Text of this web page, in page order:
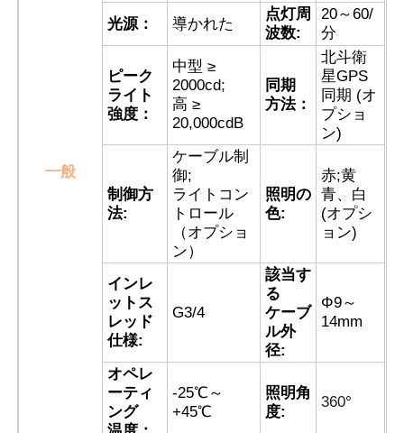
お問い合わせ
耐圧防爆照明
耐圧防爆警報ライト
防爆ファン
一般
光源： 導かれた
点灯周
波数:
20～60/
分
ピーク
ライト
強度：
中型 ≥
2000cd;
高 ≥
20,000cdB
同期
方法：
北斗衛
星GPS
同期 (オ
プショ
ン)
制御方
法:
ケーブル制
御;
ライトコン
トロール
（オプショ
ン）
照明の
色:
赤;黄
青、白
(オプシ
ョン)
インレ
ットス
レッド
仕様:
G3/4
該当す
る
ケーブ
ル外
径:
Φ9～
14mm
オペレ
ーティ
ング
-25℃～
+45℃
照明角
度:
360°